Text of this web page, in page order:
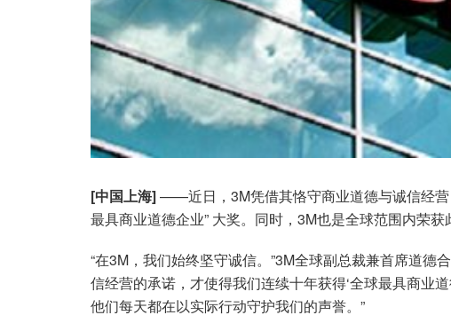
[中国上海]——近日，3M凭借其恪守商业道德与诚信经
最具商业道德企业” 大奖。同时，3M也是全球范围内荣获
“在3M，我们始终坚守诚信。”3M全球副总裁兼首席道德
信经营的承诺，才使得我们连续十年获得‘全球最具商业
他们每天都在以实际行动守护我们的声誉。”